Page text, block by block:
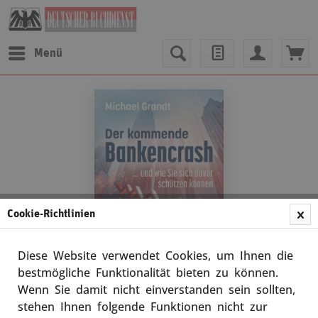
Menü
Michael Grandt
Cookie-Richtlinien
Diese Website verwendet Cookies, um Ihnen die
bestmögliche Funktionalität bieten zu können.
Wenn Sie damit nicht einverstanden sein sollten,
stehen Ihnen folgende Funktionen nicht zur